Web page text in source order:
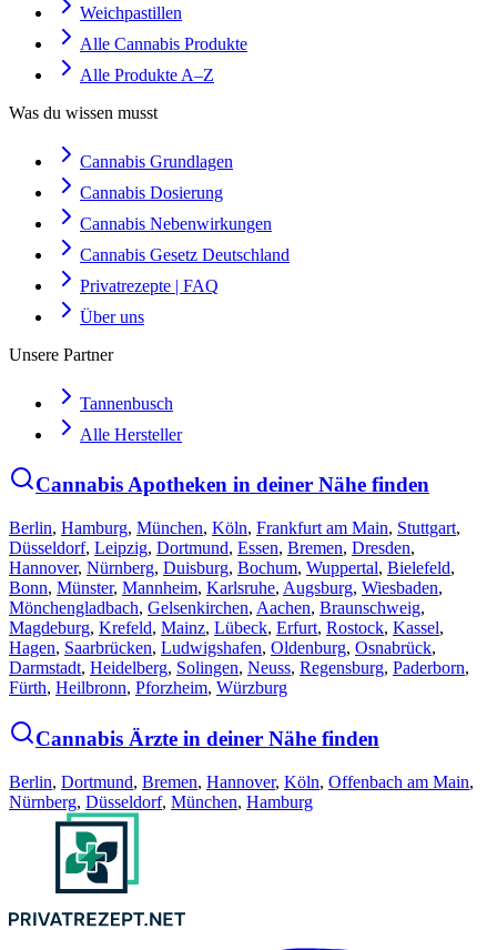
Weichpastillen
Alle Cannabis Produkte
Alle Produkte A–Z
Was du wissen musst
Cannabis Grundlagen
Cannabis Dosierung
Cannabis Nebenwirkungen
Cannabis Gesetz Deutschland
Privatrezepte | FAQ
Über uns
Unsere Partner
Tannenbusch
Alle Hersteller
Cannabis Apotheken in deiner Nähe finden
Berlin, Hamburg, München, Köln, Frankfurt am Main, Stuttgart,
Düsseldorf, Leipzig, Dortmund, Essen, Bremen, Dresden,
Hannover, Nürnberg, Duisburg, Bochum, Wuppertal, Bielefeld,
Bonn, Münster, Mannheim, Karlsruhe, Augsburg, Wiesbaden,
Mönchengladbach, Gelsenkirchen, Aachen, Braunschweig,
Magdeburg, Krefeld, Mainz, Lübeck, Erfurt, Rostock, Kassel,
Hagen, Saarbrücken, Ludwigshafen, Oldenburg, Osnabrück,
Darmstadt, Heidelberg, Solingen, Neuss, Regensburg, Paderborn,
Fürth, Heilbronn, Pforzheim, Würzburg
Cannabis Ärzte in deiner Nähe finden
Berlin, Dortmund, Bremen, Hannover, Köln, Offenbach am Main,
Nürnberg, Düsseldorf, München, Hamburg